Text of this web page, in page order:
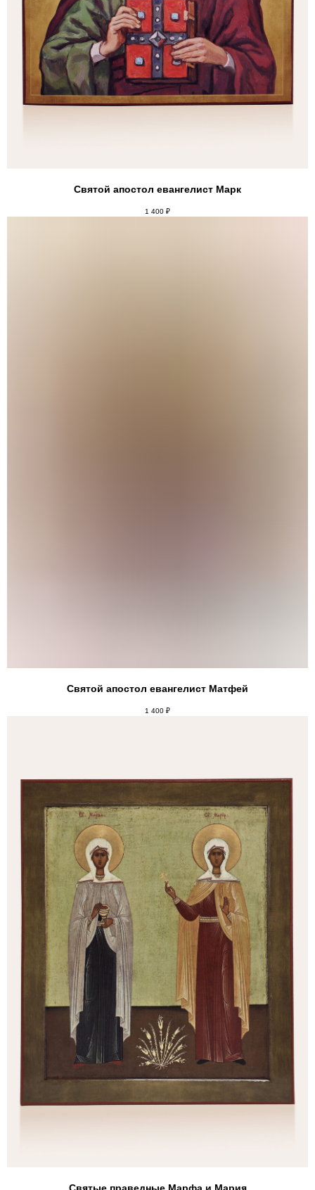
Святой апостол евангелист Марк
1 400 ₽
Святой апостол евангелист Матфей
1 400 ₽